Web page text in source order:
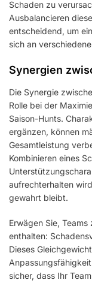
Schaden zu
Ausbalancieren
entscheidend, um
sich an
Synergien
Die Synergie
Rolle bei der
Saison-Hunts.
ergänzen, können
Gesamtleistung
Kombinieren eines
aufrechterhalten
gewahrt bleibt.
Erwägen Sie,
enthalten:
Dieses
sicher, dass Ihr